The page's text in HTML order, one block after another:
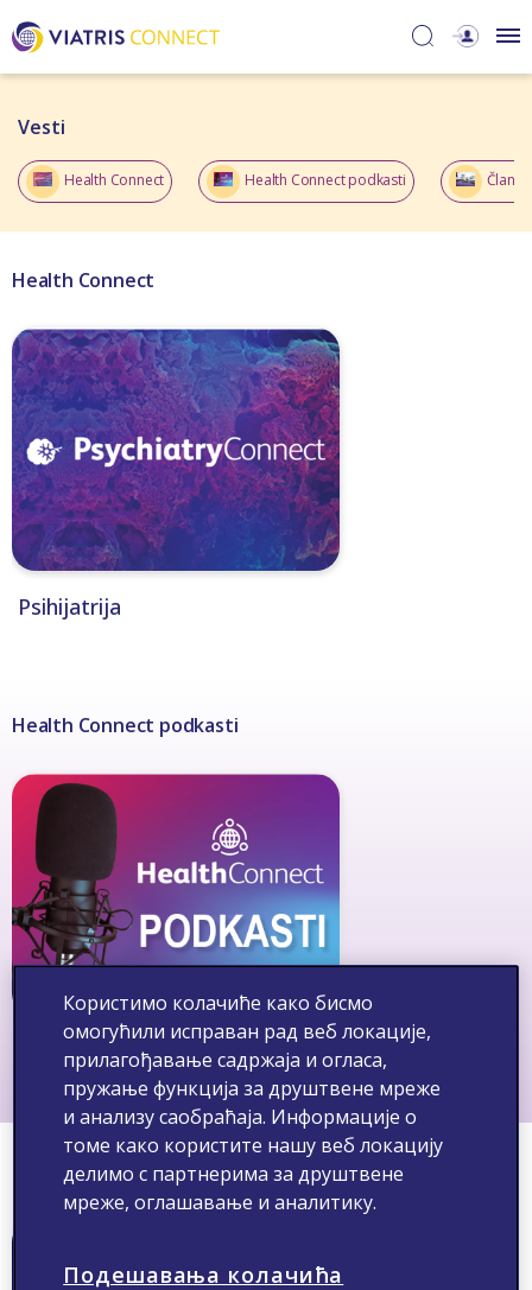
Vesti​
Health Connect Health Connect podkasti Članci
Health Connect
Psihijatrija
Health Connect podkasti
Health Connect podkasti
Članci i stručni tekstovi
Користимо колачиће како бисмо
омогућили исправан рад веб локације,
прилагођавање садржаја и огласа,
пружање функција за друштвене мреже
и анализу саобраћаја. Информације о
томе како користите нашу веб локацију
делимо с партнерима за друштвене
мреже, оглашавање и аналитику.
Подешавања колачића